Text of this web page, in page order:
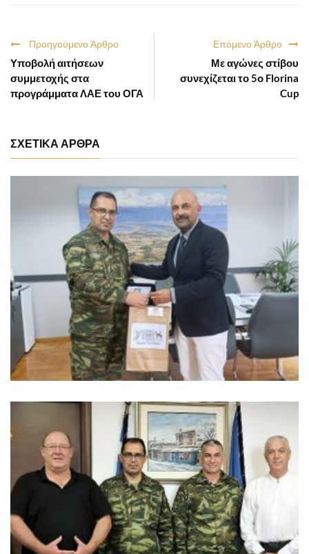
Επόμενο Άρθρο
Με αγώνες στίβου
συνεχίζεται το 5ο Florina
Cup
Προηγούμενο Άρθρο
Υποβολή αιτήσεων
συμμετοχής στα
προγράμματα ΛΑΕ του ΟΓΑ
ΣΧΕΤΙΚΑ ΑΡΘΡΑ